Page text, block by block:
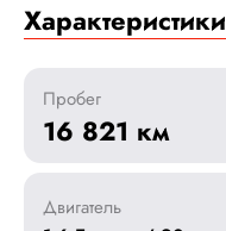
Характеристики
Пробег
16 821 км
Двигатель